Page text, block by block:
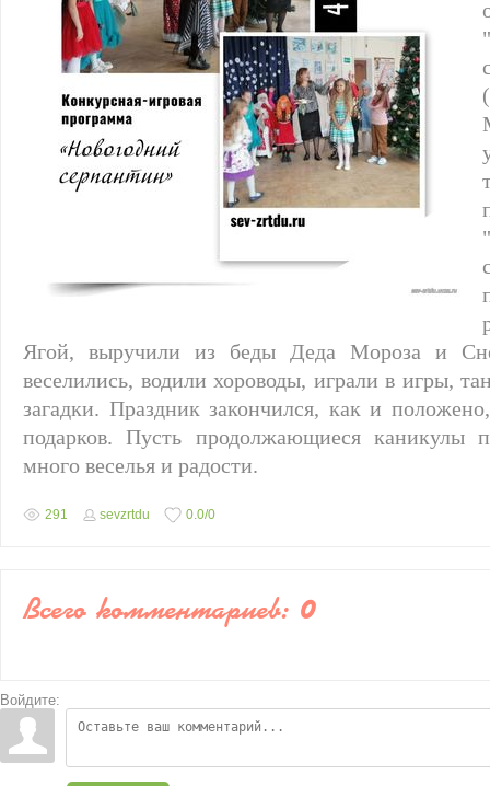
Ягой, выручили из беды Деда Мороза и
веселились, водили хороводы, играли в игры,
загадки. Праздник закончился, как и
подарков. Пусть продолжающиеся каникулы
много веселья и радости.
291 sevzrtdu 0.0/0
Всего комментариев: 0
Войдите: